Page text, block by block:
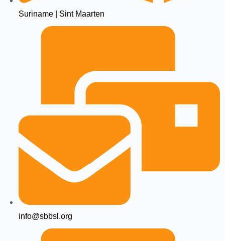
Suriname | Sint Maarten
info@sbbsl.org